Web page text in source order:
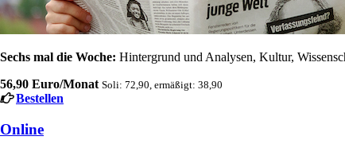
Sechs mal die Woche: Hintergrund und Analysen, Kultur,
56,90 Euro/Monat Soli: 72,90, ermäßigt: 38,90
Bestellen
Online